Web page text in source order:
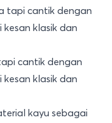
cantik dengan
klasik dan
kayu sebagai